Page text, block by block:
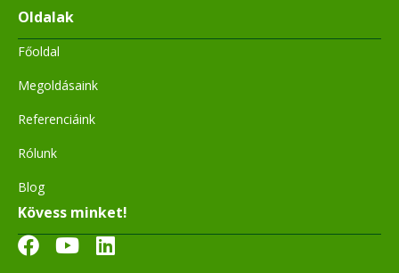
Oldalak
Főoldal
Megoldásaink
Referenciáink
Rólunk
Blog
Kövess minket!